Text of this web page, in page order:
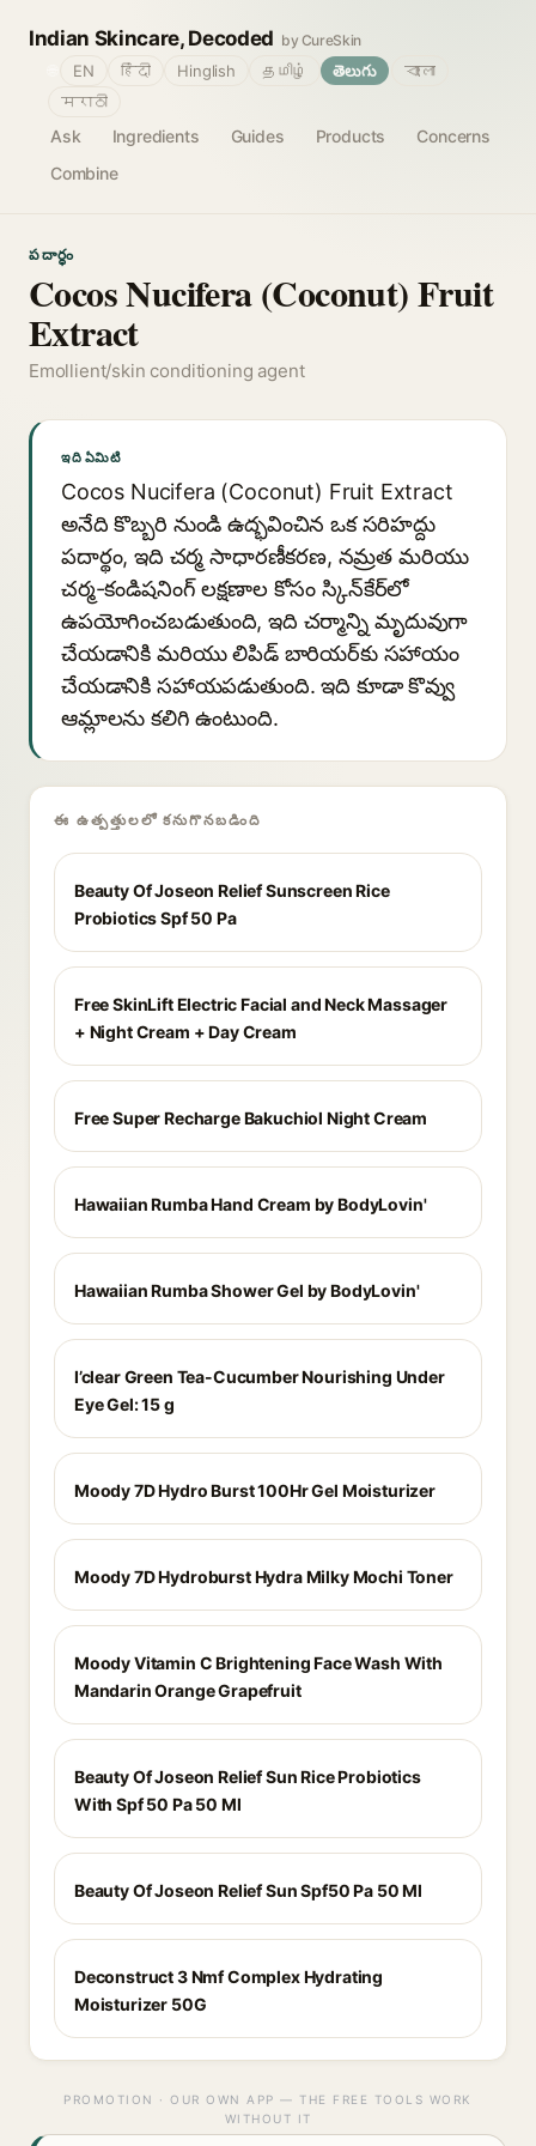
Indian Skincare, Decoded by CureSkin
Ask Ingredients Guides Products
Concerns
Combine
EN हिंदी Hinglish தமிழ் తెలుగు
বাংলা
मराठी
పదార్థం
Cocos Nucifera (Coconut) Fruit
Extract
Emollient/skin conditioning agent
ఇది ఏమిటి
Cocos Nucifera (Coconut) Fruit Extract
అనేది కొబ్బరి నుండి ఉద్భవించిన ఒక సరిహద్దు
పదార్థం, ఇది చర్మ సాధారణీకరణ, నమ్రత మరియు
చర్మ-కండిషనింగ్ లక్షణాల కోసం స్కిన్‌కేర్‌లో
ఉపయోగించబడుతుంది, ఇది చర్మాన్ని మృదువుగా
చేయడానికి మరియు లిపిడ్ బారియర్‌కు సహాయం
చేయడానికి సహాయపడుతుంది. ఇది కూడా కొవ్వు
ఆమ్లాలను కలిగి ఉంటుంది.
ఈ ఉత్పత్తులలో కనుగొనబడింది
Beauty Of Joseon Relief Sunscreen Rice
Probiotics Spf 50 Pa
Free SkinLift Electric Facial and Neck Massager
+ Night Cream + Day Cream
Free Super Recharge Bakuchiol Night Cream
Hawaiian Rumba Hand Cream by BodyLovin'
Hawaiian Rumba Shower Gel by BodyLovin'
I’clear Green Tea-Cucumber Nourishing Under
Eye Gel: 15 g
Moody 7D Hydro Burst 100Hr Gel Moisturizer
Moody 7D Hydroburst Hydra Milky Mochi Toner
Moody Vitamin C Brightening Face Wash With
Mandarin Orange Grapefruit
Beauty Of Joseon Relief Sun Rice Probiotics
With Spf 50 Pa 50 Ml
Beauty Of Joseon Relief Sun Spf50 Pa 50 Ml
Deconstruct 3 Nmf Complex Hydrating
Moisturizer 50G
PROMOTION · OUR OWN APP — THE FREE TOOLS WORK
WITHOUT IT